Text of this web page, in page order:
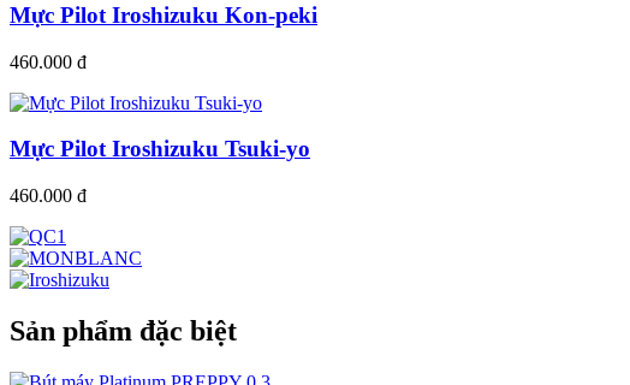
Mực Pilot Iroshizuku Kon-peki
460.000 đ
Mực Pilot Iroshizuku Tsuki-yo
460.000 đ
Sản phẩm đặc biệt